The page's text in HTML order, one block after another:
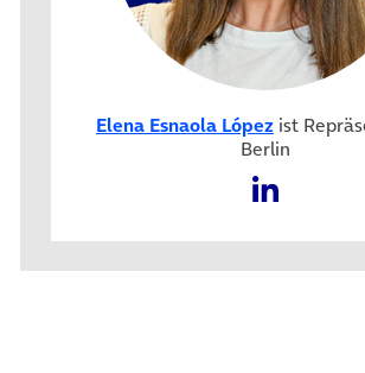
Elena Esnaola López ist
Berlin